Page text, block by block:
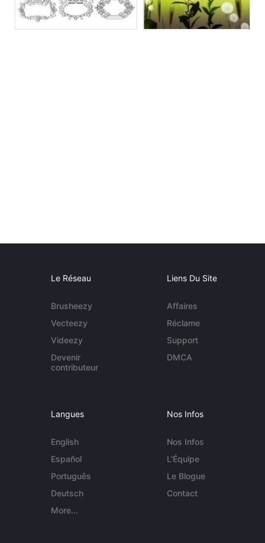
Le Réseau
Brusheezy
Vecteezy
Videezy
Devenir
contributeur
Liens Du Site
Affaires
Réclame
Support
DMCA
Langues
English
Español
Português
Deutsch
More...
Nos Infos
Nos Infos
L'Équipe
Le Blogue
Contact